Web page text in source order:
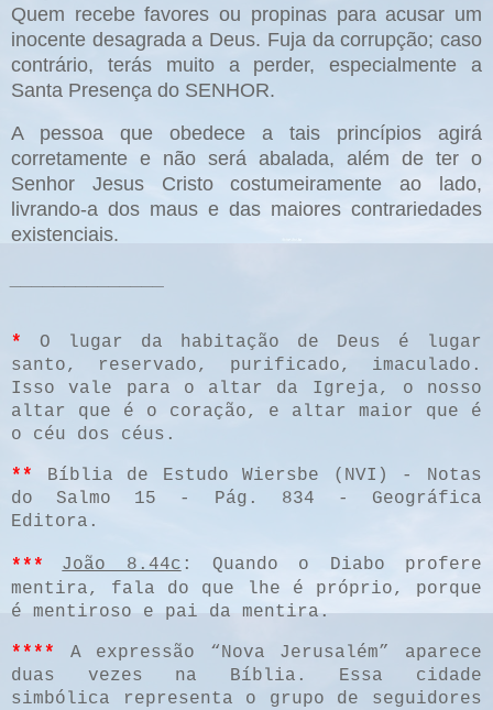
Quem recebe favores ou propinas para acusar um
inocente desagrada a Deus. Fuja da corrupção; caso
contrário, terás muito a perder, especialmente a
Santa Presença do SENHOR.
A pessoa que obedece a tais princípios agirá
corretamente e não será abalada, além de ter o
Senhor Jesus Cristo costumeiramente ao lado,
livrando-a dos maus e das maiores contrariedades
existenciais.
*
O lugar da habitação de Deus é lugar
santo, reservado, purificado, imaculado.
Isso vale para o altar da Igreja, o nosso
altar que é o coração, e altar maior que é
o céu dos céus.
**
Bíblia de Estudo Wiersbe (NVI) - Notas
do Salmo 15 - Pág. 834 - Geográfica
Editora.
*** João 8.44c: Quando o Diabo profere
mentira, fala do que lhe é próprio, porque
é mentiroso e pai da mentira.
****
A expressão “Nova Jerusalém” aparece
duas vezes na Bíblia. Essa cidade
simbólica representa o grupo de seguidores